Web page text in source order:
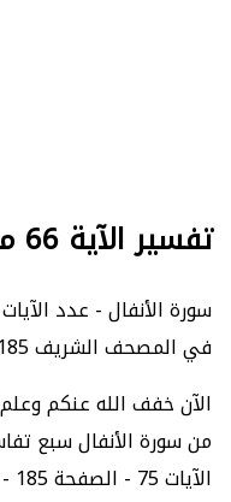
تفسير الآية 66 من سورة الأنفال
في المصحف الشريف 185.
من سورة الأنفال سبع
الآيات 75 - الصفحة 185 - الجزء 10.